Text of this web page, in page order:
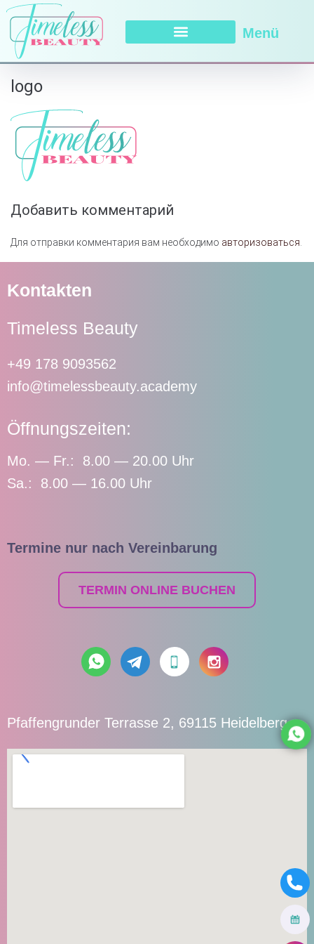
Menü
logo
Добавить комментарий
Для отправки комментария вам необходимо авторизоваться
Kontakten
Timeless Beauty
+49 178 9093562
info@timelessbeauty.academy
Öffnungszeiten:
Mo. — Fr.: 8.00 — 20.00 Uhr
Sa.: 8.00 — 16.00 Uhr
Termine nur nach Vereinbarung
TERMIN ONLINE BUCHEN
Pfaffengrunder Terrasse 2, 69115 Heidelberg